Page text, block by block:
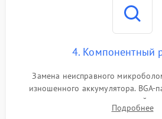
4. Компонентный
Замена неисправного
изношенного аккумулятора. BGA-
контроллеров на материнской
разъемов и кнопок, замена
Подробнее